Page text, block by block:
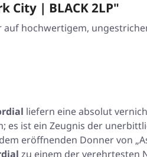
City | BLACK 2LP"
hochwertigem,
liefern eine absolut
ist ein Zeugnis der
eröffnenden Donner von
zu einem der verehrtesten